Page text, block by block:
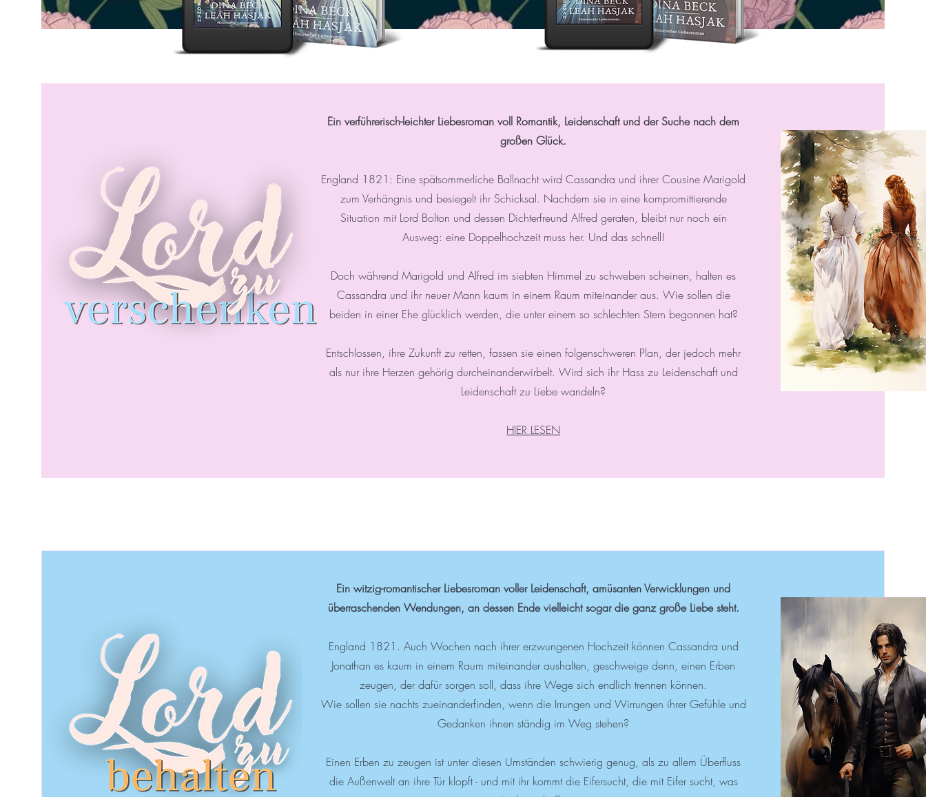
Ein verführerisch-leichter Liebesroman voll Romantik, Leidenschaft und der Suche nach dem
großen Glück.
England 1821: Eine spätsommerliche Ballnacht wird Cassandra und ihrer Cousine Marigold
zum Verhängnis und besiegelt ihr Schicksal. Nachdem sie in eine kompromittierende
Situation mit Lord Bolton und dessen Dichterfreund Alfred geraten, bleibt nur noch ein
Ausweg: eine Doppelhochzeit muss her. Und das schnell!
Doch während Marigold und Alfred im siebten Himmel zu schweben scheinen, halten es
Cassandra und ihr neuer Mann kaum in einem Raum miteinander aus. Wie sollen die
beiden in einer Ehe glücklich werden, die unter einem so schlechten Stern begonnen hat?
Entschlossen, ihre Zukunft zu retten, fassen sie einen folgenschweren Plan, der jedoch mehr
als nur ihre Herzen gehörig durcheinanderwirbelt. Wird sich ihr Hass zu Leidenschaft und
Leidenschaft zu Liebe wandeln?
HIER LESEN
Ein witzig-romantischer Liebesroman voller Leidenschaft, amüsanten Verwicklungen und
überraschenden Wendungen, an dessen Ende vielleicht sogar die ganz große Liebe steht.
England 1821. Auch Wochen nach ihrer erzwungenen Hochzeit können Cassandra und
Jonathan es kaum in einem Raum miteinander aushalten, geschweige denn, einen Erben
zeugen, der dafür sorgen soll, dass ihre Wege sich endlich trennen können.
Wie sollen sie nachts zueinanderfinden, wenn die Irrungen und Wirrungen ihrer Gefühle und
Gedanken ihnen ständig im Weg stehen?
Einen Erben zu zeugen ist unter diesen Umständen schwierig genug, als zu allem Überfluss
die Außenwelt an ihre Tür klopft - und mit ihr kommt die Eifersucht, die mit Eifer sucht, was